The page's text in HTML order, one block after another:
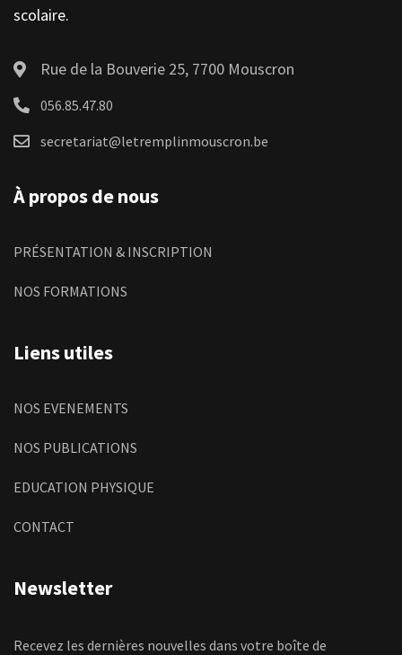
scolaire.
Rue de la Bouverie 25, 7700 Mouscron
056.85.47.80
secretariat@letremplinmouscron.be
À propos de nous
PRÉSENTATION & INSCRIPTION
NOS FORMATIONS
Liens utiles
NOS EVENEMENTS
NOS PUBLICATIONS
EDUCATION PHYSIQUE
CONTACT
Newsletter
Recevez les dernières nouvelles dans votre boîte de